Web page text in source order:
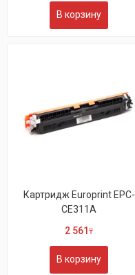
В корзину
Картридж Europrint EPC-
CE311A
2 561 ₸
В корзину